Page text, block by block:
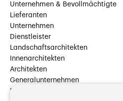
Unternehmen & Bevollmächtigte
Lieferanten
Unternehmen
Dienstleister
Landschaftsarchitekten
Innenarchitekten
Architekten
Generalunternehmen
Beauftragte Unternehmen